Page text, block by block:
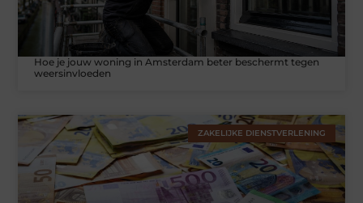
Hoe je jouw woning in Amsterdam beter beschermt tegen
weersinvloeden
ZAKELIJKE DIENSTVERLENING